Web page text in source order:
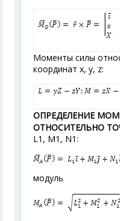
Моменты силы
координат х, у, z:
ОПРЕДЕЛЕНИЕ
ОТНОСИТЕЛЬНО
L1 , М1 , N1:
модуль